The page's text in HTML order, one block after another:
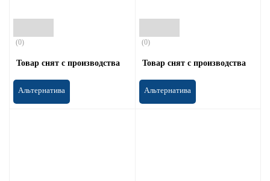
(0)
Товар снят с производства
Альтернатива
(0)
Товар снят с производства
Альтернатива